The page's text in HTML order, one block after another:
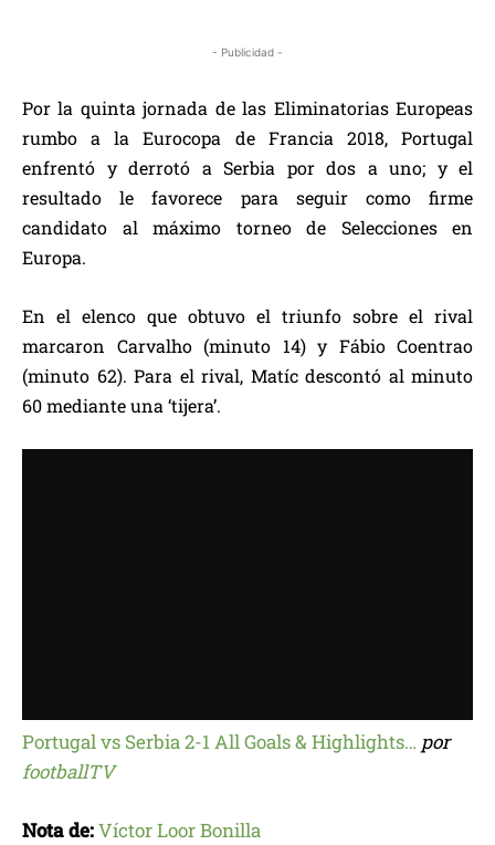
- Publicidad -
Por la quinta jornada de las Eliminatorias Europeas
rumbo a la Eurocopa de Francia 2018, Portugal
enfrentó y derrotó a Serbia por dos a uno; y el
resultado le favorece para seguir como firme
candidato al máximo torneo de Selecciones en
Europa.
En el elenco que obtuvo el triunfo sobre el rival
marcaron Carvalho (minuto 14) y Fábio Coentrao
(minuto 62). Para el rival, Matíc descontó al minuto
60 mediante una ‘tijera’.
Portugal vs Serbia 2-1 All Goals & Highlights… por
footballTV
Nota de:Víctor Loor Bonilla